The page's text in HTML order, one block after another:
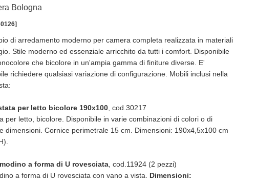
Bologna
di arredamento moderno per camera completa realizzata in materiali
Stile moderno ed essenziale arricchito da tutti i comfort. Disponibile
che bicolore in un'ampia gamma di finiture diverse. E'
richiedere qualsiasi variazione di configurazione. Mobili inclusi nella
per letto bicolore 190x100 , cod.30217
per letto, bicolore. Disponibile in varie combinazioni di colori o di
dimensioni. Cornice perimetrale 15 cm. Dimensioni: 190x4,5x100 cm
a forma di U rovesciata , cod.11924 (2 pezzi)
a forma di U rovesciata con vano a vista. Dimensioni: